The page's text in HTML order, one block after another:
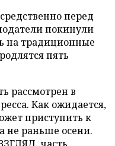
перед
покинули
на традиционные
пять
рассмотрен в
Как ожидается,
приступить к
не раньше осени.